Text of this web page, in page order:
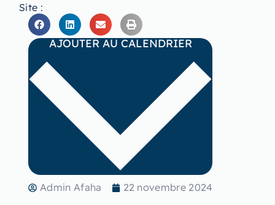
Site :
Admin Afaha 22 novembre 2024